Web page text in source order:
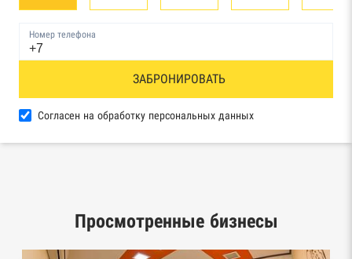
Реестр товарных знаков и знаков обслуживания
База исполнительного производства
Реестры лицензий: Росалкоголь,
Росздравнадзор, Рособрнадзор, Роскомнадзор,
Номер телефона
ЗАБРОНИРОВАТЬ
Согласен на обработку персональных данных
Просмотренные бизнесы